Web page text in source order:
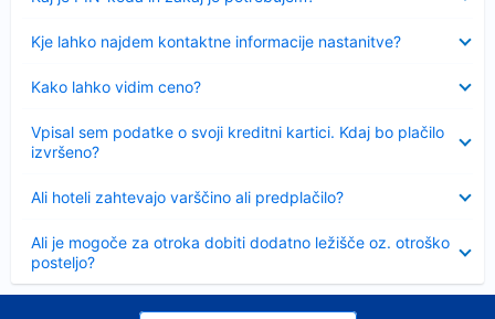
Kje lahko najdem kontaktne informacije nastanitve?
Kako lahko vidim ceno?
Vpisal sem podatke o svoji kreditni kartici. Kdaj bo plačilo
izvršeno?
Ali hoteli zahtevajo varščino ali predplačilo?
Ali je mogoče za otroka dobiti dodatno ležišče oz. otroško
posteljo?